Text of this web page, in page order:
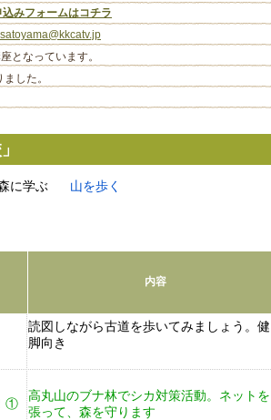
込みフォームはコチラ
となっています。
した。
に学ぶ 山を歩く
内容
読図しながら古道を歩いてみましょう。健
脚向き
①
高丸山のブナ林でシカ対策活動。ネットを
張って、森を守ります